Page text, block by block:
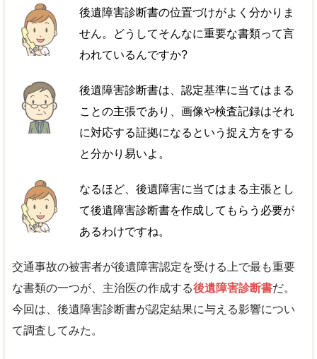
後遺障害診断書の位置づけがよく分かりま
せん。どうしてそんなに重要な書類って言
われているんですか?
後遺障害診断書は、認定基準に当てはまる
ことの主張であり、画像や検査記録はそれ
に対応する証拠になるという捉え方をする
と分かり易いよ。
なるほど、後遺障害に当てはまる主張とし
て後遺障害診断書を作成してもらう必要が
あるわけですね。
交通事故の被害者が後遺障害認定を受ける上で最も重要
な書類の一つが、主治医の作成する後遺障害診断書だ。
今回は、後遺障害診断書が認定結果に与える影響につい
て調査してみた。